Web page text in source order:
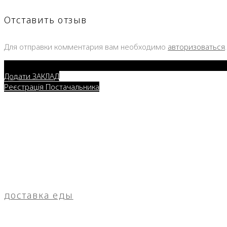
Отставить отзыв
Для отправки комментария вам необходимо авторизоваться.
Додати ЗАКЛАД
Реєстрація Постачальника
доставка еды